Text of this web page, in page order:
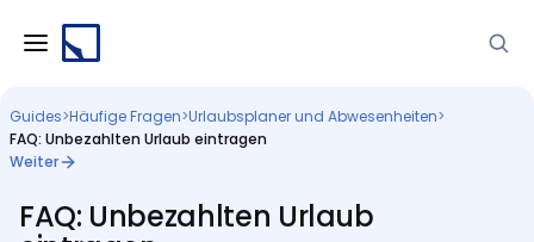
Guides>Häufige Fragen>Urlaubsplaner und Abwesenheiten>
FAQ: Unbezahlten Urlaub eintragen
Weiter
FAQ: Unbezahlten Urlaub